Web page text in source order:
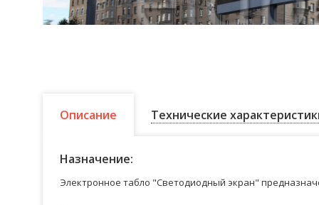
Описание Технические
Назначение:
Электронное табло "Светодиодный экран"